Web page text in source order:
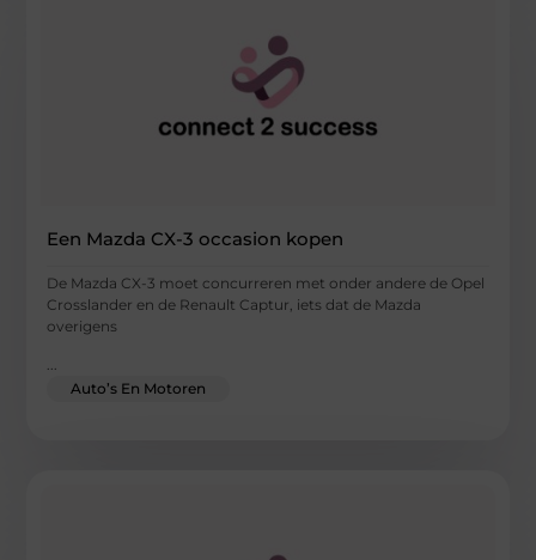
Een Mazda CX-3 occasion kopen
De Mazda CX-3 moet concurreren met onder andere de Opel
Crosslander en de Renault Captur, iets dat de Mazda
overigens
...
Auto’s En Motoren